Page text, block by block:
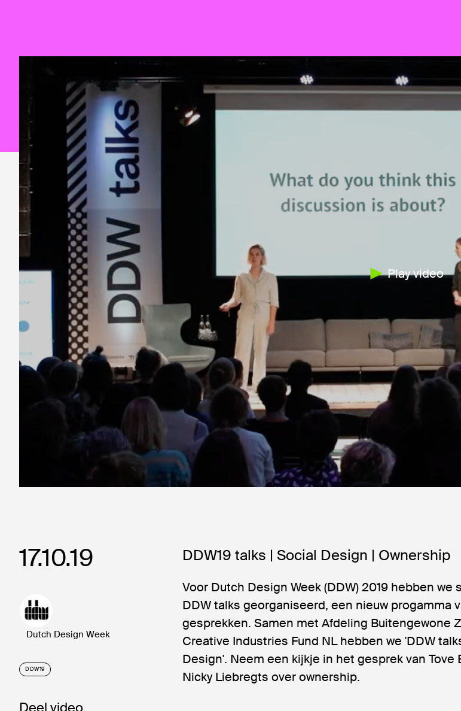
Play video
17.10.19
Dutch Design Week
DDW19
DDW19 talks | Social Design | Ownership
Voor Dutch Design Week (DDW) 2019 hebben
DDW talks georganiseerd, een nieuw progamma
gesprekken. Samen met Afdeling Buitengewone
Creative Industries Fund NL hebben we 'DDW
Design'. Neem een kijkje in het gesprek van Tove
Nicky Liebregts over ownership.